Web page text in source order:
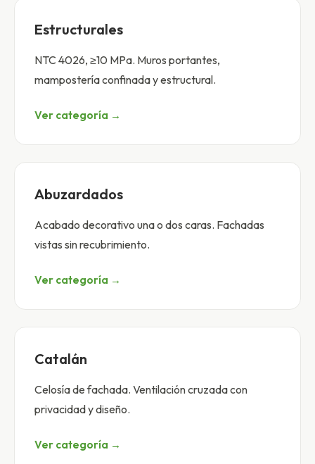
Estructurales
NTC 4026, ≥10 MPa. Muros portantes,
mampostería confinada y estructural.
Ver categoría →
Abuzardados
Acabado decorativo una o dos caras. Fachadas
vistas sin recubrimiento.
Ver categoría →
Catalán
Celosía de fachada. Ventilación cruzada con
privacidad y diseño.
Ver categoría →